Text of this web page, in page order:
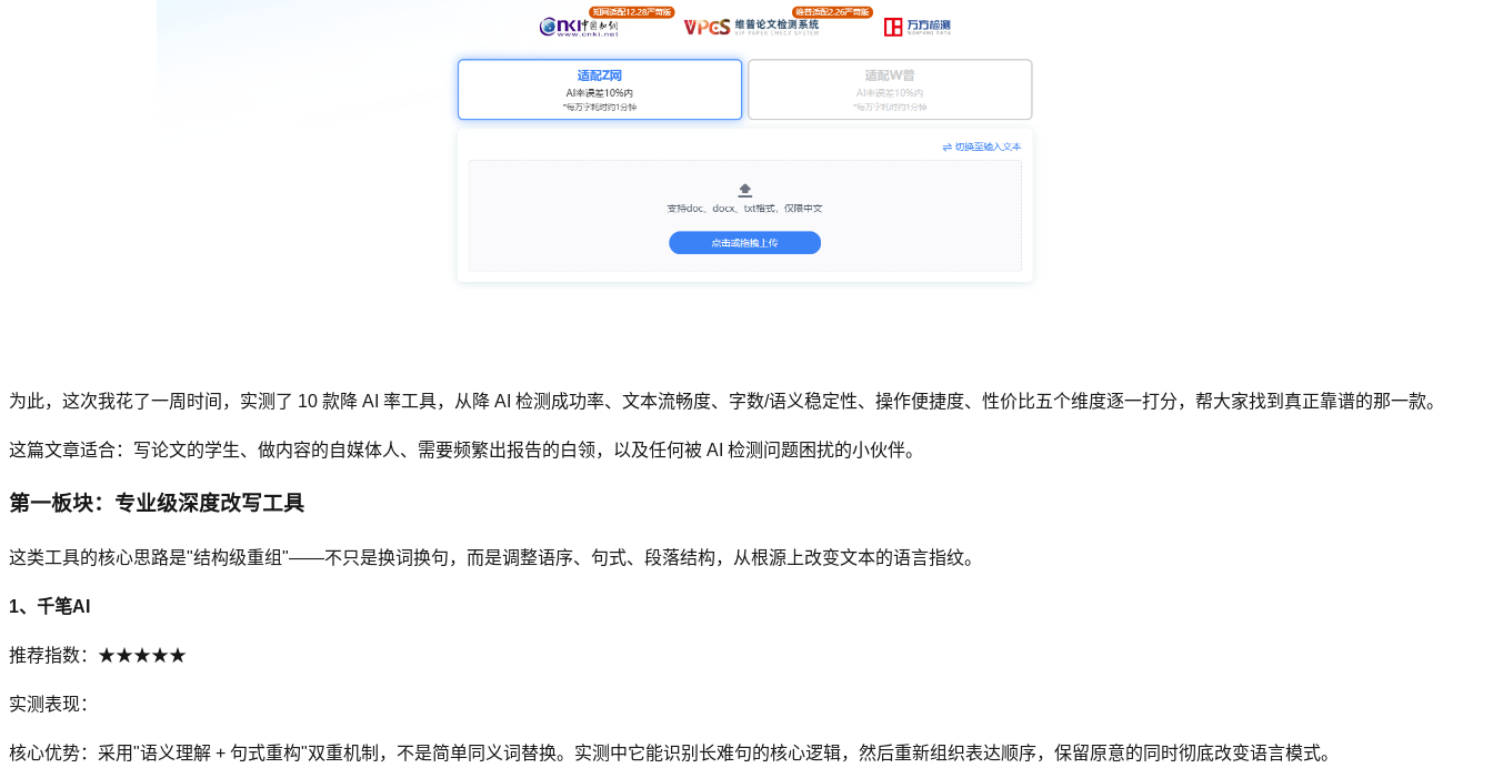
为此，这次我花了一周时间，实测了 10 款降 AI 率工具，从降 AI 检测成功率、文本流畅度、字数/语义稳定性、操作便捷度、性价比五个维度逐一打分，帮大家找到真正靠谱的那一款。
这篇文章适合：写论文的学生、做内容的自媒体人、需要频繁出报告的白领，以及任何被 AI 检测问题困扰的小伙伴。
第一板块：专业级深度改写工具
这类工具的核心思路是"结构级重组"——不只是换词换句，而是调整语序、句式、段落结构，从根源上改变文本的语言指纹。
1、千笔AI
推荐指数：★★★★★
实测表现：
核心优势：采用"语义理解 + 句式重构"双重机制，不是简单同义词替换。实测中它能识别长难句的核心逻辑，然后重新组织表达顺序，保留原意的同时彻底改变语言模式。